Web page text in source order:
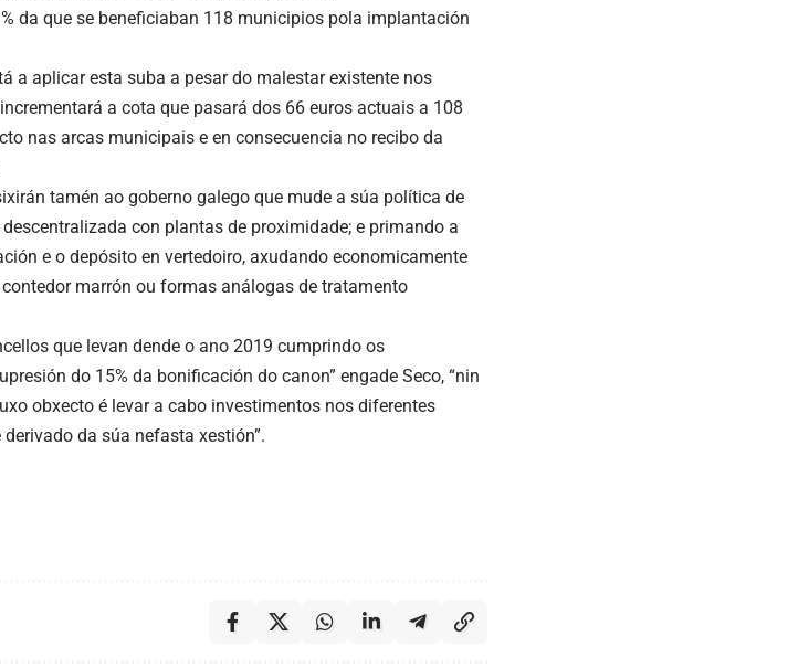
da que se beneficiaban 118 municipios pola implantación
a aplicar esta suba a pesar do malestar existente nos
a cota que pasará dos 66 euros actuais a 108
nas arcas municipais e en consecuencia no recibo da
tamén ao goberno galego que mude a súa política de
con plantas de proximidade; e primando a
e o depósito en vertedoiro, axudando economicamente
marrón ou formas análogas de tratamento
que levan dende o ano 2019 cumprindo os
do 15% da bonificación do canon” engade Seco, “nin
obxecto é levar a cabo investimentos nos diferentes
da súa nefasta xestión”.